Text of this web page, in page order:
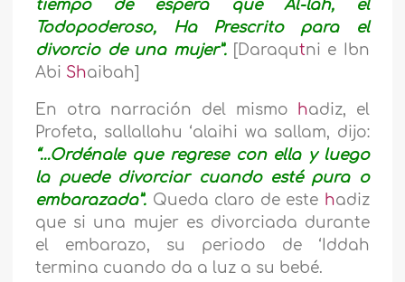
tiempo de espera que Al-lah, el
Todopoderoso, Ha Prescrito para el
divorcio de una mujer”.
[Daraqutni e Ibn
Abi Shaibah]
En otra narración del mismo hadiz, el
Profeta, sallallahu ‘alaihi wa sallam, dijo:
“…Ordénale que regrese con ella y luego
la puede divorciar cuando esté pura o
embarazada”. Queda claro de este hadiz
que si una mujer es divorciada durante
el embarazo, su periodo de ‘Iddah
termina cuando da a luz a su bebé.